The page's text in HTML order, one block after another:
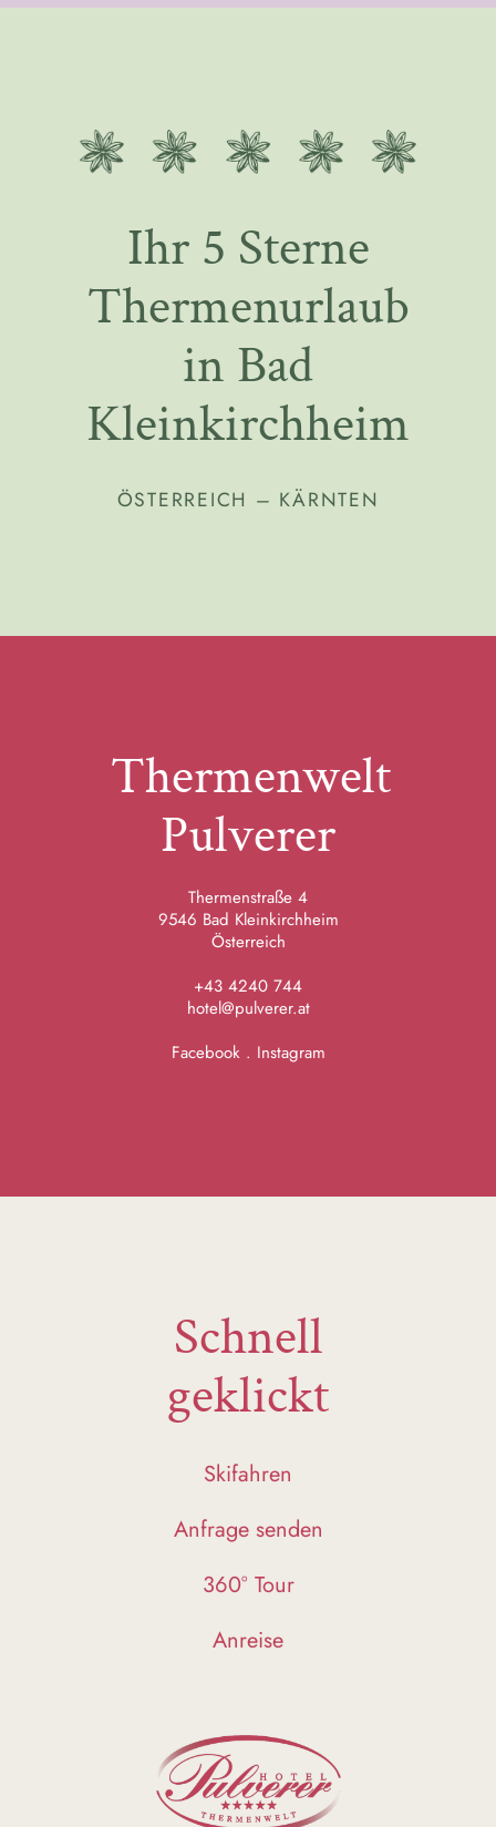
Ihr 5 Sterne
Thermenurlaub
in Bad
Kleinkirchheim
ÖSTERREICH – KÄRNTEN
Thermenwelt
Pulverer
Thermenstraße 4
9546 Bad Kleinkirchheim
Österreich
+43 4240 744
hotel@pulverer.at
Facebook. Instagram
Schnell
geklickt
Skifahren
Anfrage senden
360° Tour
Anreise